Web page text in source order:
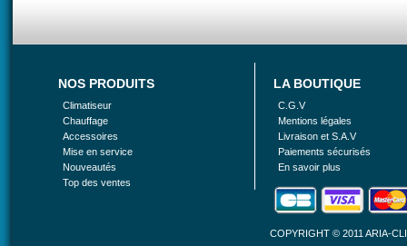
NOS PRODUITS
Climatiseur
Chauffage
Accessoires
Mise en service
Nouveautés
Top des ventes
LA BOUTIQUE
C.G.V
Mentions légales
Livraison et S.A.V
Paiements sécurisés
En savoir plus
COPYRIGHT © 2011 ARIA-